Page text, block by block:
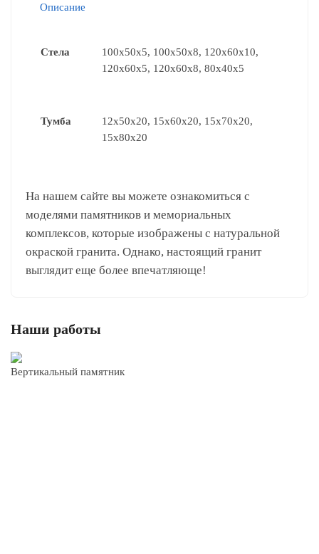
Описание
Стела
100x50x5, 100x50x8, 120x60x10,
120x60x5, 120x60x8, 80x40x5
Тумба
12x50x20, 15x60x20, 15x70x20,
15х80х20
На нашем сайте вы можете ознакомиться с
моделями памятников и мемориальных
комплексов, которые изображены с натуральной
окраской гранита. Однако, настоящий гранит
выглядит еще более впечатляюще!
Наши работы
Вертикальный памятник